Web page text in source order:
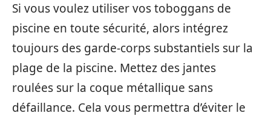
Si vous voulez utiliser vos toboggans de
piscine en toute sécurité, alors intégrez
toujours des garde-corps substantiels sur la
plage de la piscine. Mettez des jantes
roulées sur la coque métallique sans
défaillance. Cela vous permettra d’éviter le